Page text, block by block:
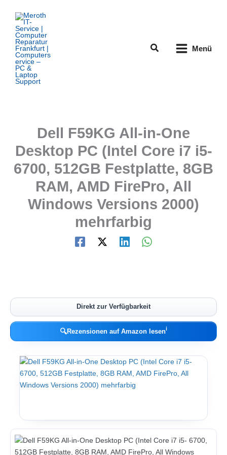
Inhalt
springen
Suchen Menü
Dell F59KG All-in-One
Desktop PC (Intel Core i7 i5-
6700, 512GB Festplatte, 8GB
RAM, AMD FirePro, All
Windows Versions 2000)
mehrfarbig
Direkt zur Verfügbarkeit
🔍Rezensionen auf Amazon lesenℹ︎